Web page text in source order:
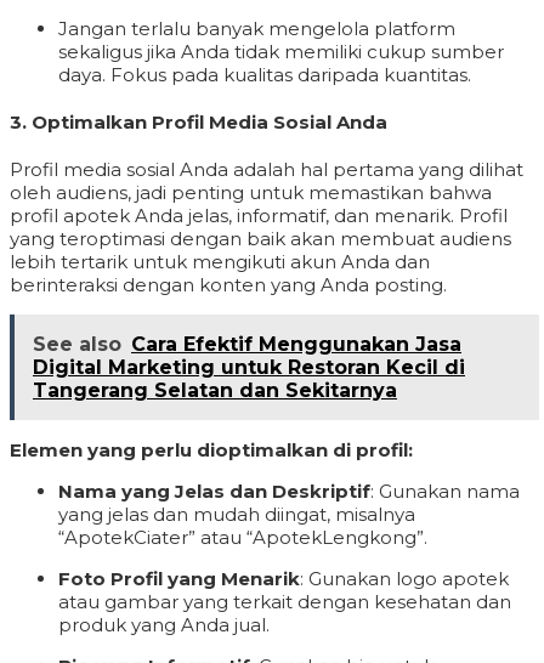
Jangan terlalu banyak mengelola platform
sekaligus jika Anda tidak memiliki cukup sumber
daya. Fokus pada kualitas daripada kuantitas.
3. Optimalkan Profil Media Sosial Anda
Profil media sosial Anda adalah hal pertama yang dilihat
oleh audiens, jadi penting untuk memastikan bahwa
profil apotek Anda jelas, informatif, dan menarik. Profil
yang teroptimasi dengan baik akan membuat audiens
lebih tertarik untuk mengikuti akun Anda dan
berinteraksi dengan konten yang Anda posting.
See also Cara Efektif Menggunakan Jasa
Digital Marketing untuk Restoran Kecil di
Tangerang Selatan dan Sekitarnya
Elemen yang perlu dioptimalkan di profil:
Nama yang Jelas dan Deskriptif: Gunakan nama
yang jelas dan mudah diingat, misalnya
“ApotekCiater” atau “ApotekLengkong”.
Foto Profil yang Menarik: Gunakan logo apotek
atau gambar yang terkait dengan kesehatan dan
produk yang Anda jual.